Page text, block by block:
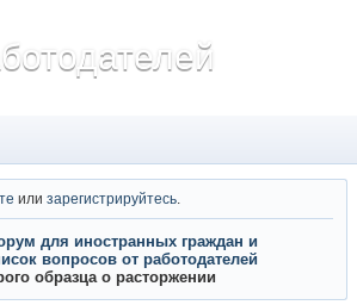
илизарегистрируйтесь
для иностранных граждан и
вопросов от работодателей
образца о расторжении